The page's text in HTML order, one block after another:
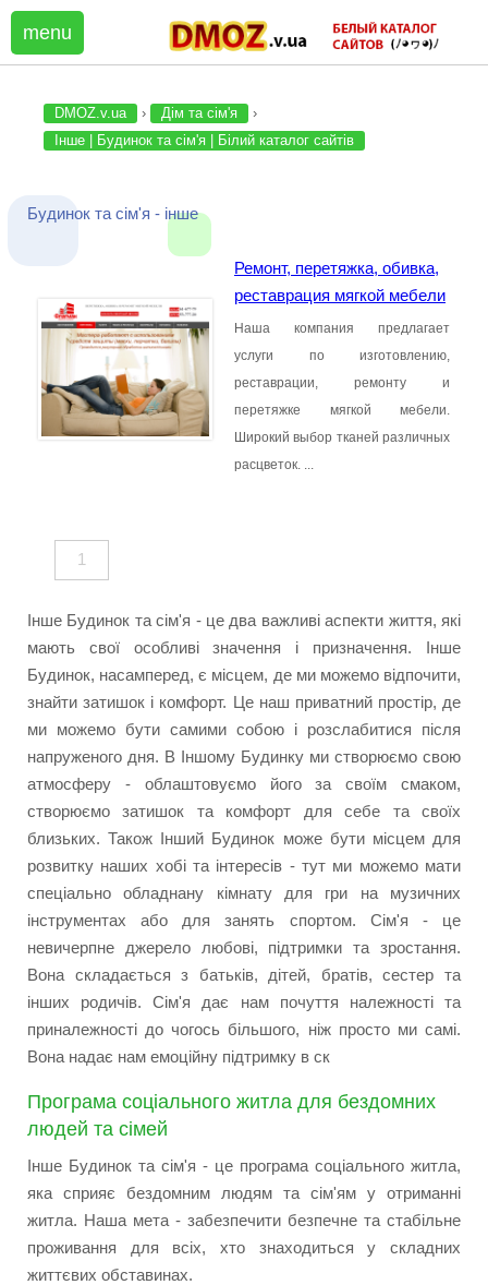
DMOZ.v.ua › Дім та сім'я
›
Інше | Будинок та сім'я | Білий каталог сайтів
Будинок та сім'я - інше
Ремонт, перетяжка, обивка,
реставрация мягкой мебели
Наша компания предлагает
услуги по изготовлению,
реставрации, ремонту и
перетяжке мягкой мебели.
Широкий выбор тканей различных
расцветок. ...
1
Інше Будинок та сім'я - це два важливі аспекти життя, які
мають свої особливі значення і призначення. Інше
Будинок, насамперед, є місцем, де ми можемо відпочити,
знайти затишок і комфорт. Це наш приватний простір, де
ми можемо бути самими собою і розслабитися після
напруженого дня. В Іншому Будинку ми створюємо свою
атмосферу - облаштовуємо його за своїм смаком,
створюємо затишок та комфорт для себе та своїх
близьких. Також Інший Будинок може бути місцем для
розвитку наших хобі та інтересів - тут ми можемо мати
спеціально обладнану кімнату для гри на музичних
інструментах або для занять спортом. Сім'я - це
невичерпне джерело любові, підтримки та зростання.
Вона складається з батьків, дітей, братів, сестер та
інших родичів. Сім'я дає нам почуття належності та
приналежності до чогось більшого, ніж просто ми самі.
Вона надає нам емоційну підтримку в ск
Програма соціального житла для бездомних
людей та сімей
Інше Будинок та сім'я - це програма соціального житла,
яка сприяє бездомним людям та сім'ям у отриманні
житла. Наша мета - забезпечити безпечне та стабільне
проживання для всіх, хто знаходиться у складних
життєвих обставинах.